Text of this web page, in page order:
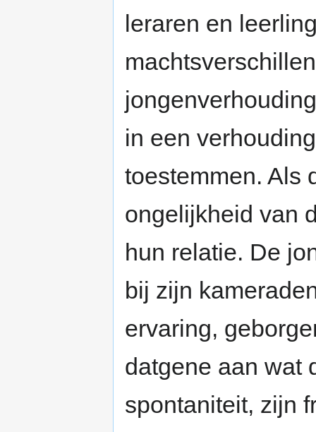
leraren en
in een
toestemmen. Als
ongelijkheid van
hun relatie. De
bij zijn
ervaring,
datgene aan wat
spontaniteit, zijn